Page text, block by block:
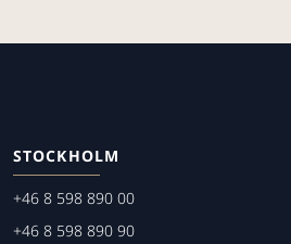
STOCKHOLM
+46 8 598 890 00
+46 8 598 890 90